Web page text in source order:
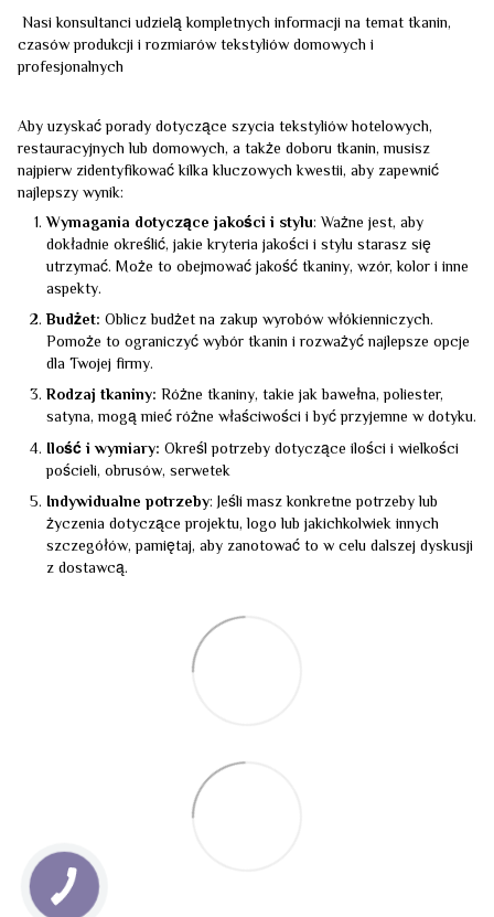
Nasi konsultanci udzielą kompletnych informacji na temat tkanin,
czasów produkcji i rozmiarów tekstyliów domowych i
profesjonalnych
Aby uzyskać porady dotyczące szycia tekstyliów hotelowych,
restauracyjnych lub domowych, a także doboru tkanin, musisz
najpierw zidentyfikować kilka kluczowych kwestii, aby zapewnić
najlepszy wynik:
Wymagania dotyczące jakości i stylu: Ważne jest, aby
dokładnie określić, jakie kryteria jakości i stylu starasz się
utrzymać. Może to obejmować jakość tkaniny, wzór, kolor i inne
aspekty.
Budżet: Oblicz budżet na zakup wyrobów włókienniczych.
Pomoże to ograniczyć wybór tkanin i rozważyć najlepsze opcje
dla Twojej firmy.
Rodzaj tkaniny: Różne tkaniny, takie jak bawełna, poliester,
satyna, mogą mieć różne właściwości i być przyjemne w dotyku.
Ilość i wymiary: Określ potrzeby dotyczące ilości i wielkości
pościeli, obrusów, serwetek
Indywidualne potrzeby: Jeśli masz konkretne potrzeby lub
życzenia dotyczące projektu, logo lub jakichkolwiek innych
szczegółów, pamiętaj, aby zanotować to w celu dalszej dyskusji
z dostawcą.